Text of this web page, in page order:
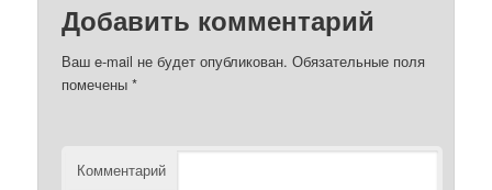
Добавить комментарий
Ваш e-mail не будет опубликован. Обязательные поля
помечены*
Комментарий